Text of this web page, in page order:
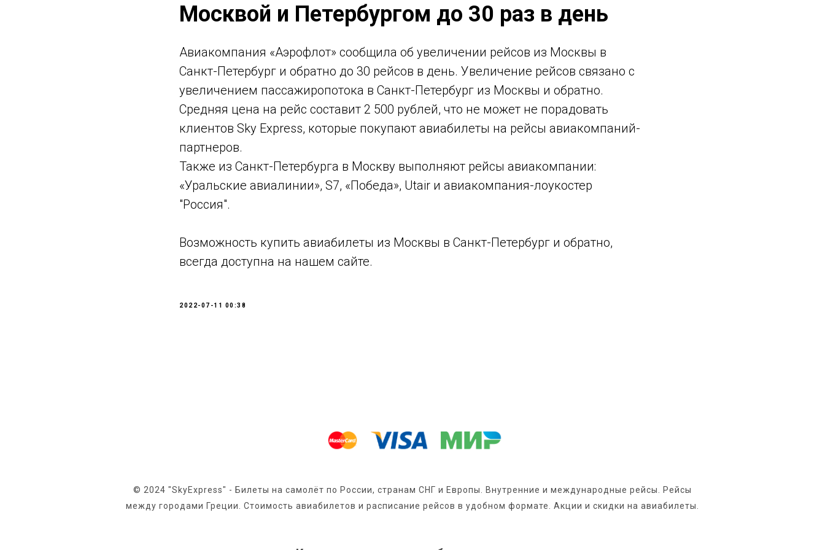
Москвой и Петербургом до 30 раз в день
Авиакомпания «Аэрофлот» сообщила об увеличении рейсов из Москвы в
Санкт-Петербург и обратно до 30 рейсов в день. Увеличение рейсов связано с
увеличением пассажиропотока в Санкт-Петербург из Москвы и обратно.
Средняя цена на рейс составит 2 500 рублей, что не может не порадовать
клиентов Sky Express, которые покупают авиабилеты на рейсы авиакомпаний-
партнеров.
Также из Санкт-Петербурга в Москву выполняют рейсы авиакомпании:
«Уральские авиалинии», S7, «Победа», Utair и авиакомпания-лоукостер
"Россия".
Возможность купить авиабилеты из Москвы в Санкт-Петербург и обратно,
всегда доступна на нашем сайте.
2022-07-11 00:38
© 2024 "SkyExpress" - Билеты на самолёт по России, странам СНГ и Европы. Внутренние и международные рейсы. Рейсы
между городами Греции. Стоимость авиабилетов и расписание рейсов в удобном формате. Акции и скидки на авиабилеты.